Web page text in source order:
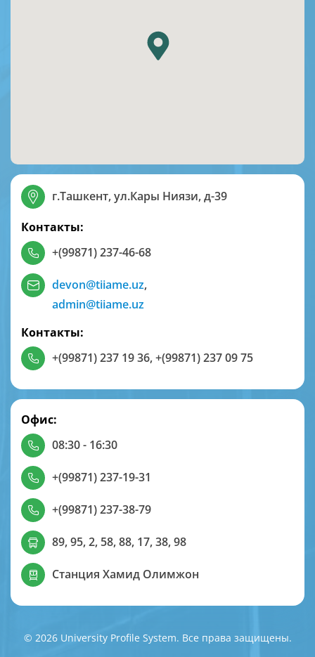
г.Ташкент, ул.Кары Ниязи, д-39
Контакты:
+(99871) 237-46-68
devon@tiiame.uz,
admin@tiiame.uz
Контакты:
+(99871) 237 19 36,+(99871) 237 09 75
Офис:
08:30 - 16:30
+(99871) 237-19-31
+(99871) 237-38-79
89, 95, 2, 58, 88, 17, 38, 98
Станция Хамид Олимжон
© 2026 University Profile System. Все права защищены.